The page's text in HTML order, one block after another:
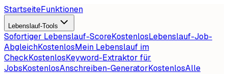
StartseiteFunktionen
Lebenslauf-Tools
Sofortiger Lebenslauf-ScoreKostenlosLebenslauf-Job-
AbgleichKostenlosMein Lebenslauf im
CheckKostenlosKeyword-Extraktor für
JobsKostenlosAnschreiben-GeneratorKostenlosAlle